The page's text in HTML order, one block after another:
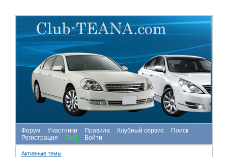
Форум Участники Правила Клубный сервис
Поиск
Регистрация
FAQ Войти
Активные темы